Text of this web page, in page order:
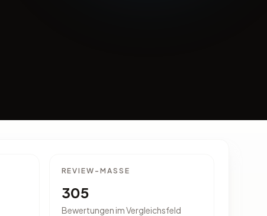
REVIEW-MASSE
305
Bewertungen im Vergleichsfeld